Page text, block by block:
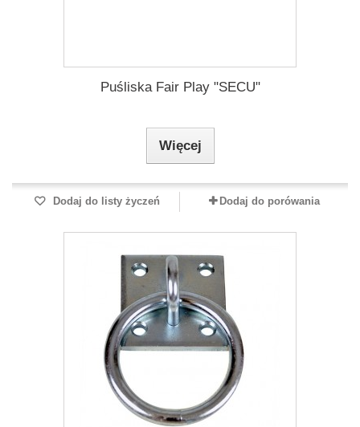
Puśliska Fair Play "SECU"
Więcej
Dodaj do listy życzeń Dodaj do porówania